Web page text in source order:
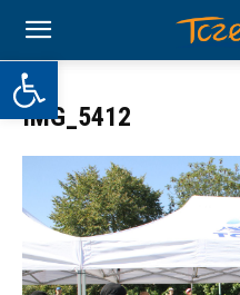
Otwórz pasek narzędzi
IMG_5412